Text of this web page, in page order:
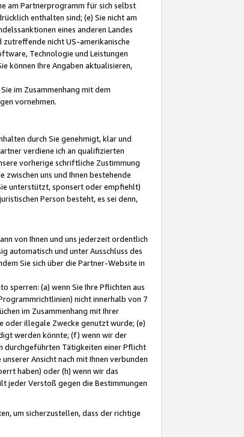
am Partnerprogramm für sich selbst
enthalten sind; (e) Sie nicht am
eines anderen Landes
zutreffende nicht US-amerikanische
Technologie und Leistungen
können Ihre Angaben aktualisieren,
im Zusammenhang mit dem
vornehmen.
durch Sie genehmigt, klar und
verdiene ich an qualifizierten
vorherige schriftliche Zustimmung
uns und Ihnen bestehende
unterstützt, sponsert oder empfiehlt)
Person besteht, es sei denn,
von Ihnen und uns jederzeit ordentlich
automatisch und unter Ausschluss des
Sie sich über die Partner-Website in
sperren: (a) wenn Sie Ihre Pflichten aus
nicht innerhalb von 7
im Zusammenhang mit Ihrer
oder illegale Zwecke genutzt wurde; (e)
werden könnte; (f) wenn wir der
durchgeführten Tätigkeiten einer Pflicht
Ansicht nach mit Ihnen verbunden
haben) oder (h) wenn wir das
jeder Verstoß gegen die Bestimmungen
um sicherzustellen, dass der richtige